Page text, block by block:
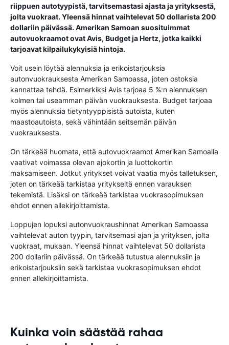
riippuen autotyypistä, tarvitsemastasi ajasta ja yrityksestä,
jolta vuokraat. Yleensä hinnat vaihtelevat 50 dollarista 200
dollariin päivässä. Amerikan Samoan suosituimmat
autovuokraamot ovat Avis, Budget ja Hertz, jotka kaikki
tarjoavat kilpailukykyisiä hintoja.
Voit usein löytää alennuksia ja erikoistarjouksia
autonvuokrauksesta Amerikan Samoassa, joten ostoksia
kannattaa tehdä. Esimerkiksi Avis tarjoaa 5 %:n alennuksen
kolmen tai useamman päivän vuokrauksesta. Budget tarjoaa
myös alennuksia tietyntyyppisistä autoista, kuten
maastoautoista, sekä vähintään seitsemän päivän
vuokrauksesta.
On tärkeää huomata, että autovuokraamot Amerikan Samoalla
vaativat voimassa olevan ajokortin ja luottokortin
maksamiseen. Jotkut yritykset voivat vaatia myös talletuksen,
joten on tärkeää tarkistaa yritykseltä ennen varauksen
tekemistä. Lisäksi on tärkeää tarkistaa vuokrasopimuksen
ehdot ennen allekirjoittamista.
Loppujen lopuksi autonvuokraushinnat Amerikan Samoassa
vaihtelevat auton tyypin, tarvitsemasi ajan ja yrityksen, jolta
vuokraat, mukaan. Yleensä hinnat vaihtelevat 50 dollarista
200 dollariin päivässä. On tärkeää tutustua alennuksiin ja
erikoistarjouksiin sekä tarkistaa vuokrasopimuksen ehdot
ennen allekirjoittamista.
Kuinka voin säästää rahaa